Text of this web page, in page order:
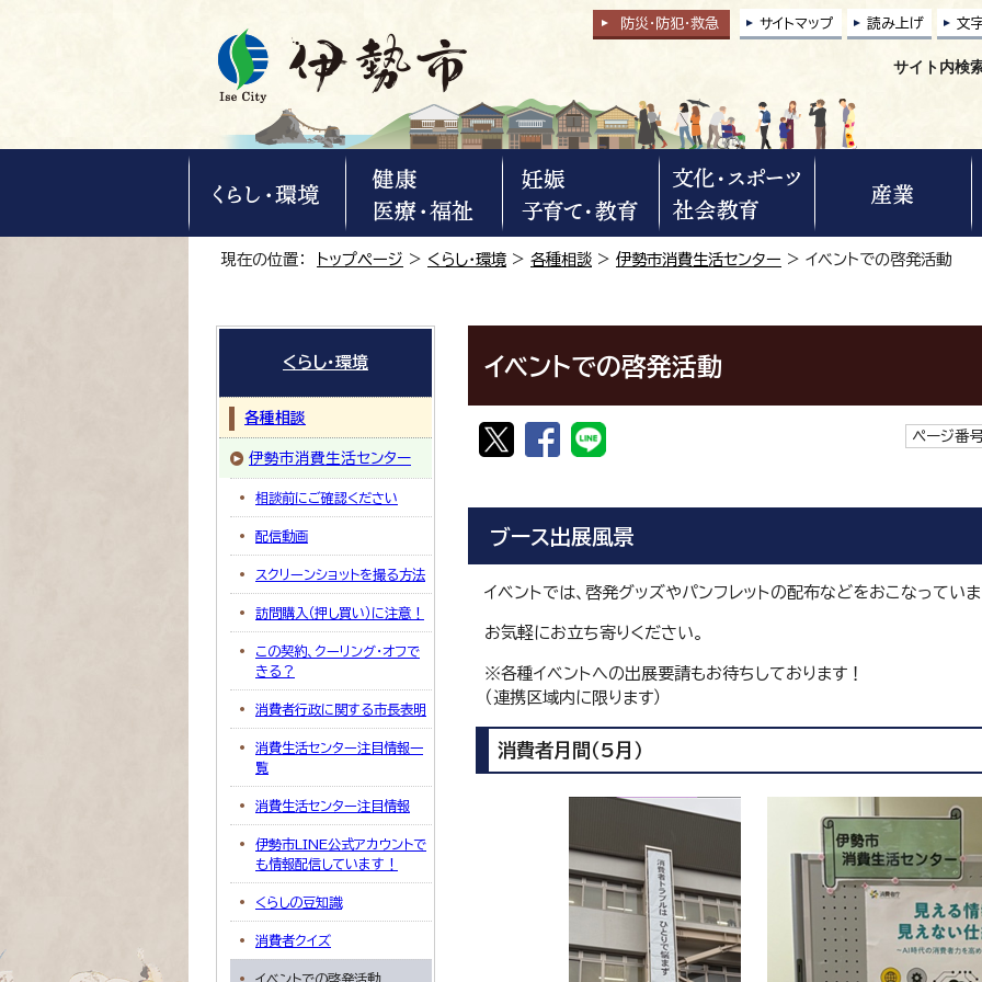
防災・防犯・救急 サイトマップ 読み上げ 文
サイト内検
現在の位置： トップページ > くらし・環境 > 各種相談 > 伊勢市消費生活センター > イベントでの啓発活動
イベントでの啓発活動
ページ
ブース出展風景
イベントでは、啓発グッズやパンフレットの配布などをおこなっていま
お気軽にお立ち寄りください。
※各種イベントへの出展要請もお待ちしております！
（連携区域内に限ります）
消費者月間（5月）
くらし・環境
各種相談
伊勢市消費生活センター
相談前にご確認ください
配信動画
スクリーンショットを撮る方法
訪問購入（押し買い）に注意！
この契約、クーリング・オフで
きる？
消費者行政に関する市長表明
消費生活センター注目情報一
覧
消費生活センター注目情報
伊勢市LINE公式アカウントで
も情報配信しています！
くらしの豆知識
消費者クイズ
イベントでの啓発活動